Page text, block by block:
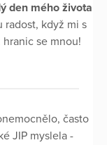
den mého života
radost, když mi s
se mnou!
často
JIP myslela -